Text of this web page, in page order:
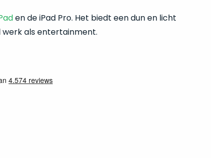
en de iPad Pro. Het biedt een dun en licht
als entertainment.